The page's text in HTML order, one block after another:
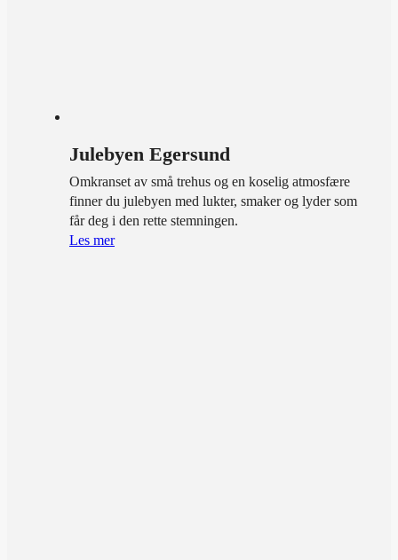
Julebyen Egersund
Omkranset av små trehus og en koselig atmosfære
finner du julebyen med lukter, smaker og lyder som
får deg i den rette stemningen.
Les mer